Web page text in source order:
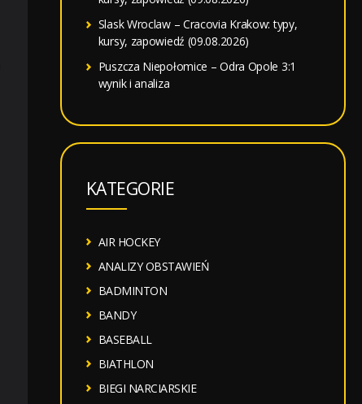
Slask Wroclaw – Cracovia Krakow: typy,
kursy, zapowiedź (09.08.2026)
Puszcza Niepołomice – Odra Opole 3:1
wynik i analiza
KATEGORIE
AIR HOCKEY
ANALIZY OBSTAWIEŃ
BADMINTON
BANDY
BASEBALL
BIATHLON
BIEGI NARCIARSKIE